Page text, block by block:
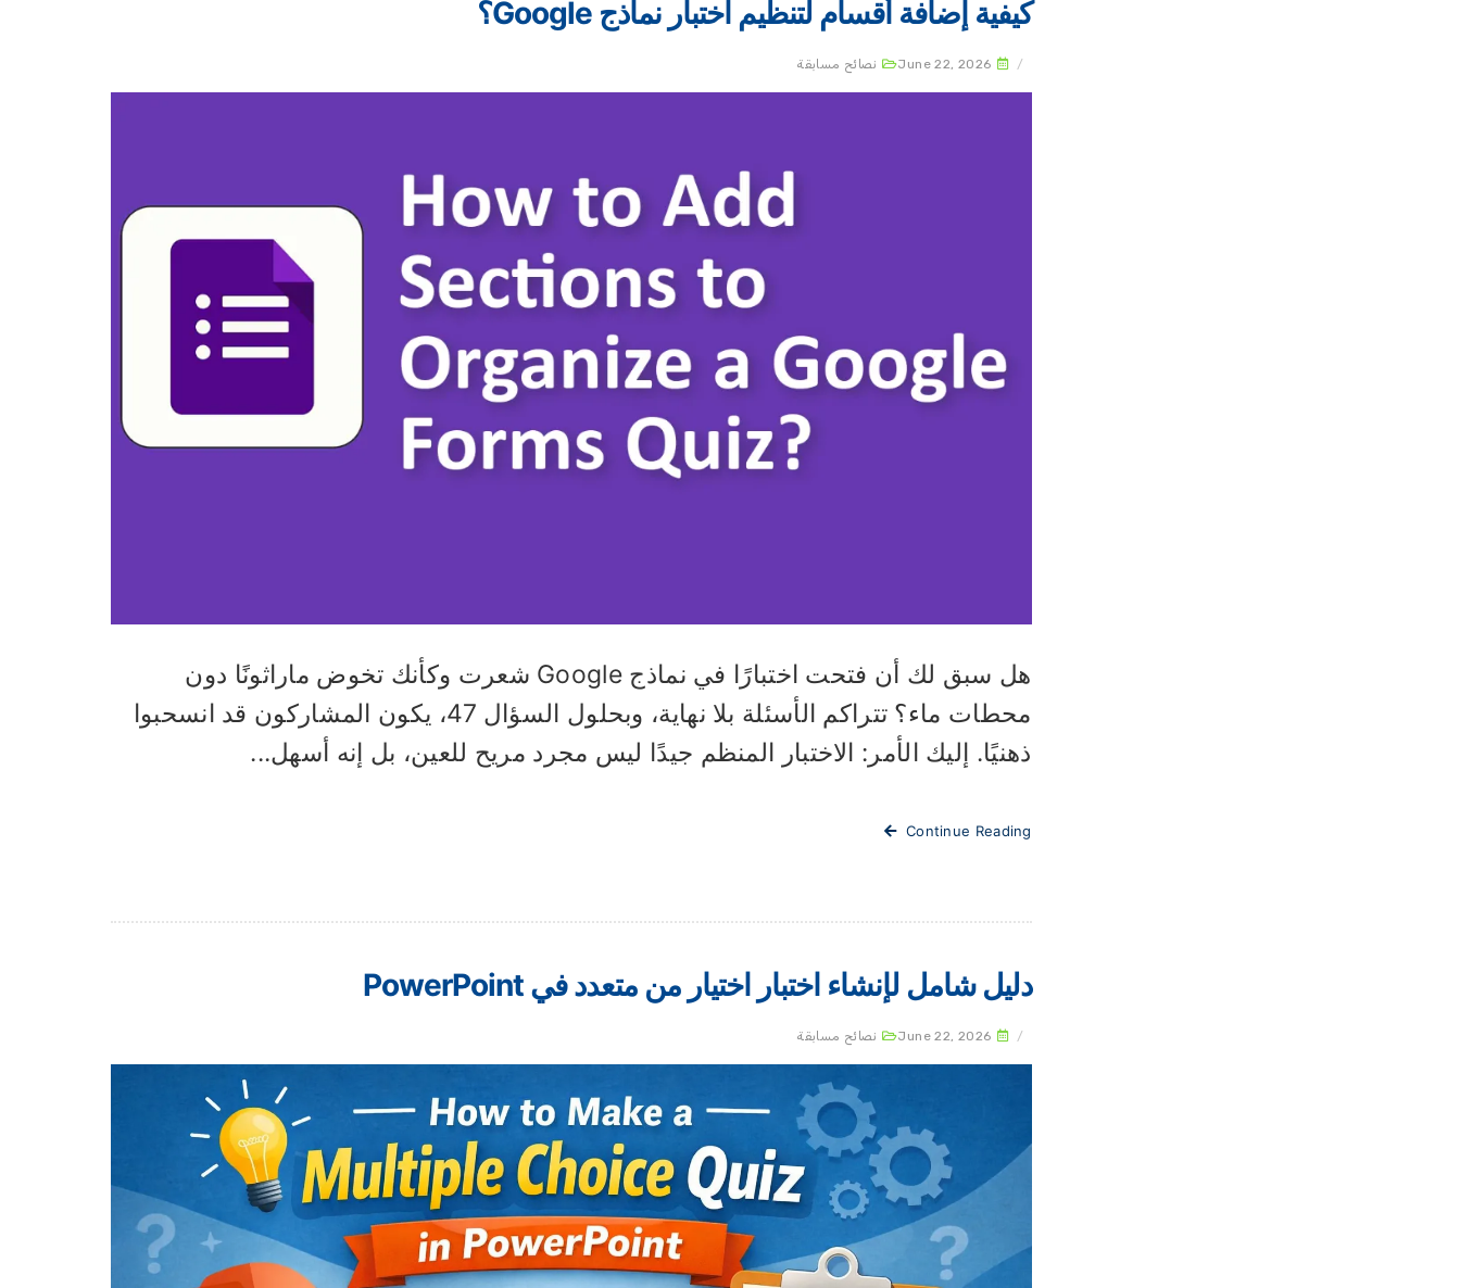
كيفية إضافة أقسام لتنظيم اختبار نماذج Google؟
June 22, 2026 / نصائح مسابقة
هل سبق لك أن فتحت اختبارًا في نماذج Google شعرت وكأنك تخوض ماراثونًا دون
محطات ماء؟ تتراكم الأسئلة بلا نهاية، وبحلول السؤال 47، يكون المشاركون قد انسحبوا
ذهنيًا. إليك الأمر: الاختبار المنظم جيدًا ليس مجرد مريح للعين، بل إنه أسهل...
Continue Reading
دليل شامل لإنشاء اختبار اختيار من متعدد في PowerPoint
June 22, 2026 / نصائح مسابقة